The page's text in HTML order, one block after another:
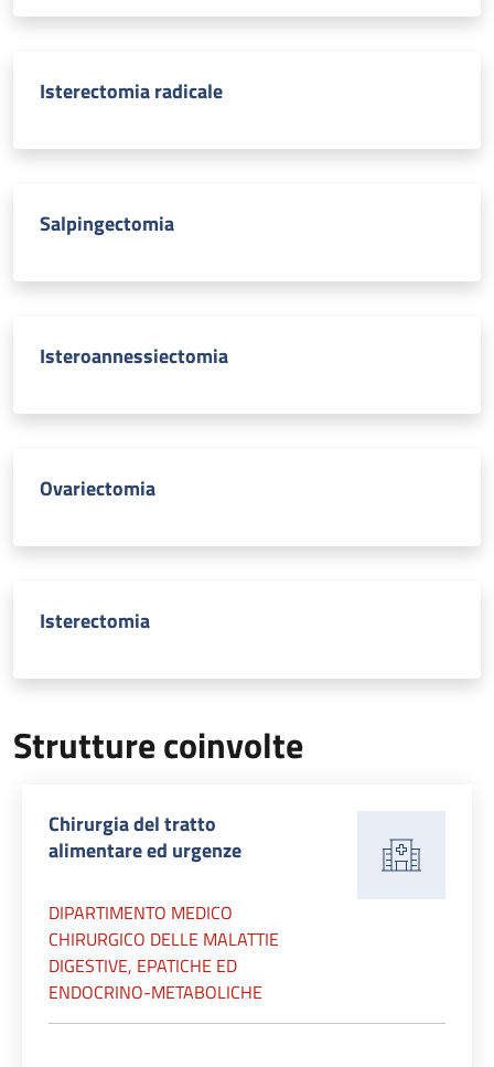
Isterectomia radicale
Salpingectomia
Isteroannessiectomia
Ovariectomia
Isterectomia
Strutture coinvolte
Chirurgia del tratto
alimentare ed urgenze
DIPARTIMENTO MEDICO
CHIRURGICO DELLE MALATTIE
DIGESTIVE, EPATICHE ED
ENDOCRINO-METABOLICHE